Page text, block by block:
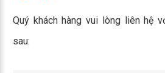
Quý khách hàng vui lòng liên hệ
sau: